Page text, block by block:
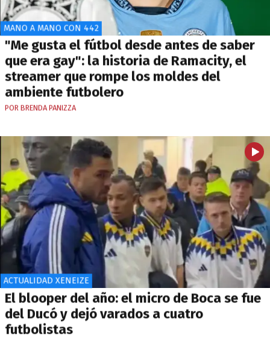
MANO A MANO CON 442
"Me gusta el fútbol desde antes de saber
que era gay": la historia de Ramacity, el
streamer que rompe los moldes del
ambiente futbolero
POR BRENDA PANIZZA
ACTUALIDAD XENEIZE
El blooper del año: el micro de Boca se fue
del Ducó y dejó varados a cuatro
futbolistas